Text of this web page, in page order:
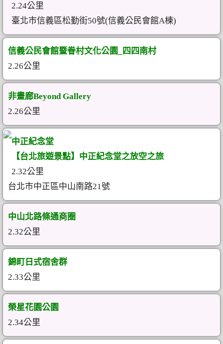
2.24公里
臺北市信義區松勤街50號(信義公民會館A棟)
信義公民會館暨眷村文化公園_四四南村
2.26公里
非畫廊Beyond Gallery
2.26公里
中正紀念堂
【台北旅遊景點】中正紀念堂之放空之旅
2.32公里
台北市中正區中山南路21號
中山北路條通商圈
2.32公里
錦町日式宿舍群
2.33公里
榮星花園公園
2.34公里